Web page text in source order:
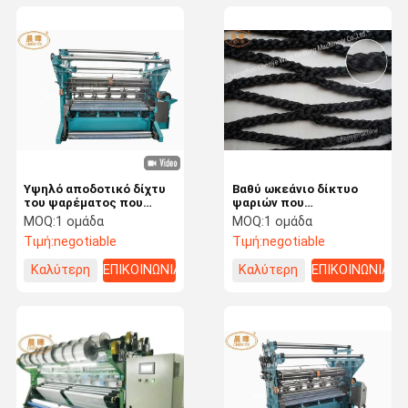
Βαθύ ωκεάνιο δίκτυο
ψαριών που
κατασκευάζει τη μηχανή,
στρογγυλή μηχανή
δικτύου σκιάς νημάτων
MOQ:1 ομάδα
Τιμή:negotiable
Καλύτερη
ΕΠΙΚΟΙΝΩΝΙΑ
Υψηλό αποδοτικό δίχτυ
του ψαρέματος που
κατασκευάζει τη μηχανή
με το πλάτος εργασίας
135» - 260»
MOQ:1 ομάδα
Τιμή:negotiable
Καλύτερη
ΕΠΙΚΟΙΝΩΝΙΑ